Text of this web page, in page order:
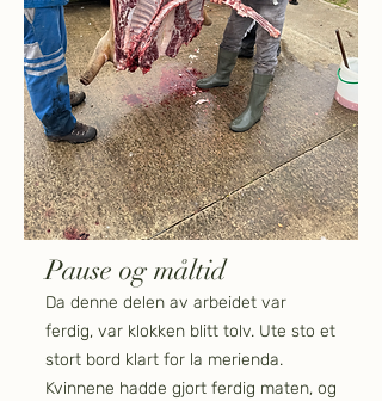
Pause og måltid
Da denne delen av arbeidet var
ferdig, var klokken blitt tolv. Ute sto et
stort bord klart for la merienda.
Kvinnene hadde gjort ferdig maten, og